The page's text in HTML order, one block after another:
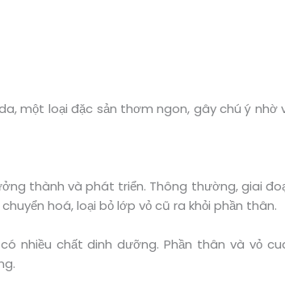
một loại đặc sản thơm ngon, gây chú ý
thành và phát triển. Thông thường, giai
hoá, loại bỏ lớp vỏ cũ ra khỏi phần thân.
nhiều chất dinh dưỡng. Phần thân và vỏ